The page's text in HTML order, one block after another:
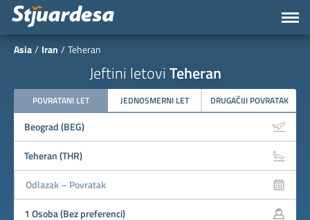
Asia Iran Teheran
Jeftini letovi Teheran
POVRATANI LET JEDNOSMERNI LET DRUGAČIJI POVRATAK